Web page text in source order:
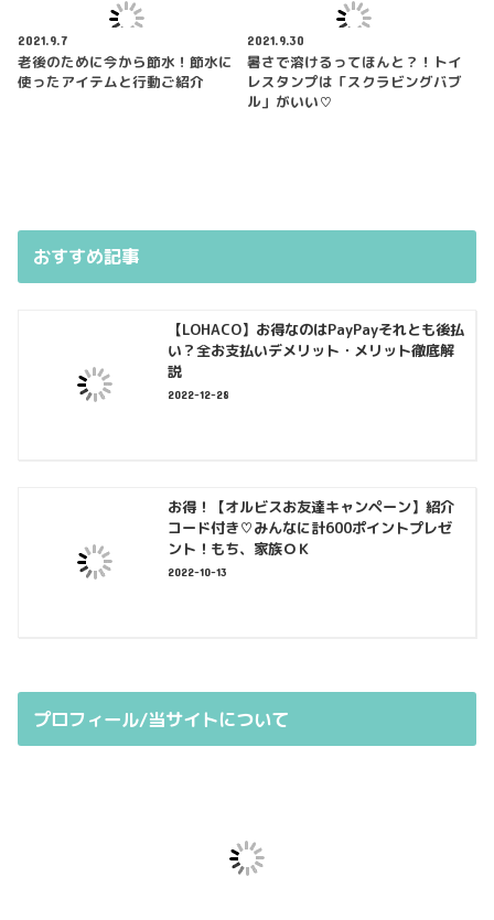
2021.9.7
老後のために今から節水！節水に
使ったアイテムと行動ご紹介
2021.9.30
暑さで溶けるってほんと？！トイ
レスタンプは「スクラビングバブ
ル」がいい♡
おすすめ記事
【LOHACO】お得なのはPayPayそれとも後払
い？全お支払いデメリット・メリット徹底解
説
2022-12-28
お得！【オルビスお友達キャンペーン】紹介
コード付き♡みんなに計600ポイントプレゼ
ント！もち、家族ＯＫ
2022-10-13
プロフィール/当サイトについて